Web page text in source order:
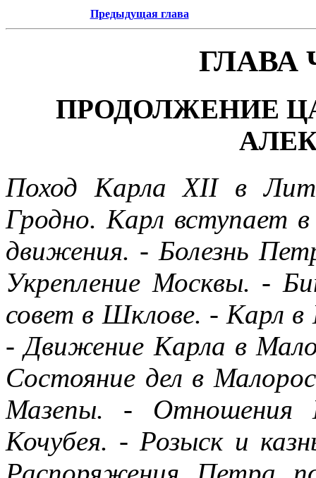
Предыдущая глава
ГЛАВА
ПРОДОЛЖЕНИЕ
Поход Карла XII в
Гродно. Карл вступает
движения. - Болезнь
Укрепление Москвы. -
совет в Шклове. - Карл
- Движение Карла в
Состояние дел в
Мазепы. - Отношения
Кочубея. - Розыск и